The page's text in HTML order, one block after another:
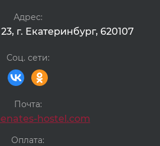
Адрес:
г. Екатеринбург, 620107
Соц. сети:
Почта:
hostel.com
Оплата: